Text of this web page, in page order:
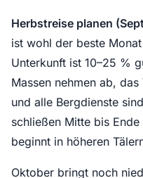
Herbstreise planen
ist wohl der beste
Unterkunft ist 10–25 %
Massen nehmen ab,
und alle Bergdienste
schließen Mitte bis
beginnt in höheren
Oktober bringt noch